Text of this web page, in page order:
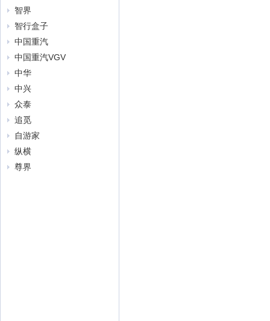
智界
智行盒子
中国重汽
中国重汽VGV
中华
中兴
众泰
追觅
自游家
纵横
尊界